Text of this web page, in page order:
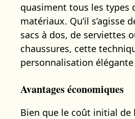
quasiment tous les types
matériaux. Qu’il s’agisse
sacs à dos, de serviettes
chaussures, cette
personnalisation
Avantages économiques
Bien que le coût initial de